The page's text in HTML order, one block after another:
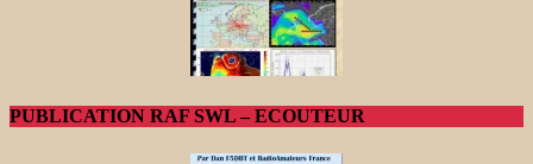
PUBLICATION RAF SWL – ECOUTEUR